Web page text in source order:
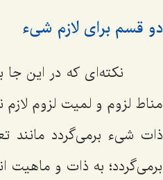
دو قسم براى لازم شیء
نكته‌اى كه در این
مناط لزوم و لمیت لزوم
ذات شیء برمى‌گردد مانند
برمى‌گردد؛ به ذات و ماهیت